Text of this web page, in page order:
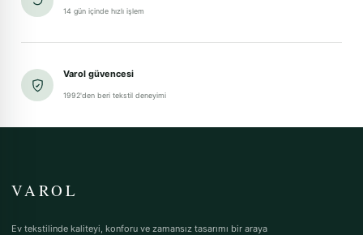
14 gün içinde hızlı işlem
Varol güvencesi
1992'den beri tekstil deneyimi
VAROL
Ev tekstilinde kaliteyi, konforu ve zamansız tasarımı bir araya